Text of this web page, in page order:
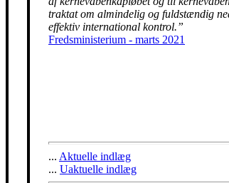
traktat om almindelig og fuldstændig
effektiv international kontrol.”
Fredsministerium - marts 2021
... Aktuelle indlæg
... Uaktuelle indlæg